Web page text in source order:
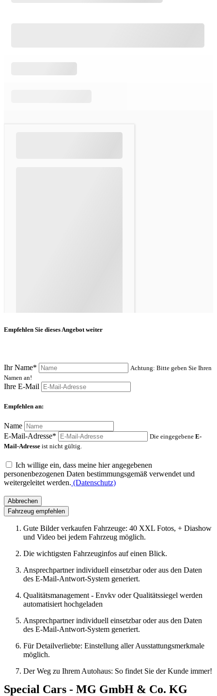
Empfehlen Sie dieses Angebot weiter
Ihr Name*
Achtung: Bitte geben Sie Ihren
Namen an!
Ihre E-Mail
Empfehlen an:
Name
E-Mail-Adresse*
Die eingegebene E-
Mail-Adresse ist nicht gültig.
Ich willige ein, dass meine hier angegebenen
personenbezogenen Daten bestimmungsgemäß verwendet und
weitergeleitet werden. (Datenschutz)
Abbrechen
Fahrzeug empfehlen
Gute Bilder verkaufen Fahrzeuge: 40 XXL Fotos, + Diashow
und Video bei jedem Fahrzeug möglich.
Die wichtigsten Fahrzeuginfos auf einen Blick.
Ansprechpartner individuell einsetzbar oder aus den Daten
des E-Mail-Antwort-System generiert.
Qualitätsmanagement - Envkv oder Qualitätssiegel werden
automatisiert hochgeladen
Ansprechpartner individuell einsetzbar oder aus den Daten
des E-Mail-Antwort-System generiert.
Für Detailverliebte: Einstellung aller Ausstattungsmerkmale
möglich.
Der Weg zu Ihrem Autohaus: So findet Sie der Kunde immer!
Special Cars - MG GmbH & Co. KG